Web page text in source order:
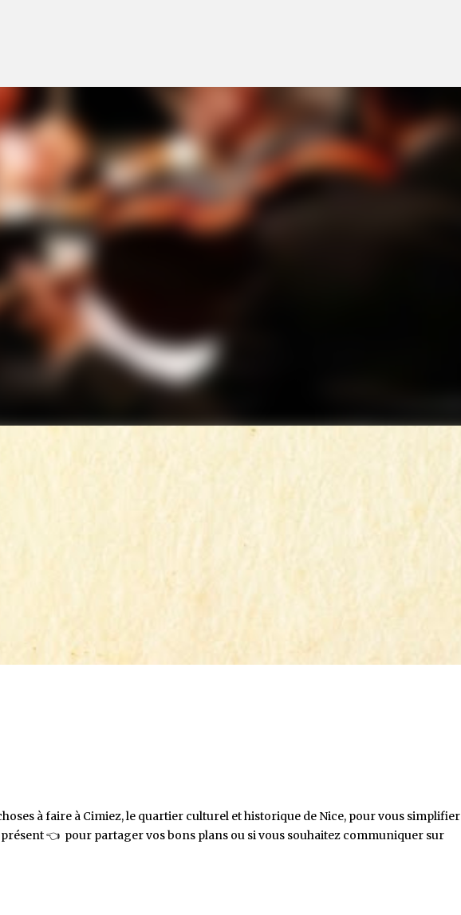
à faire à Cimiez, le quartier culturel et historique de Nice, pour vous simplifier
👈 pour partager vos bons plans ou si vous souhaitez communiquer sur